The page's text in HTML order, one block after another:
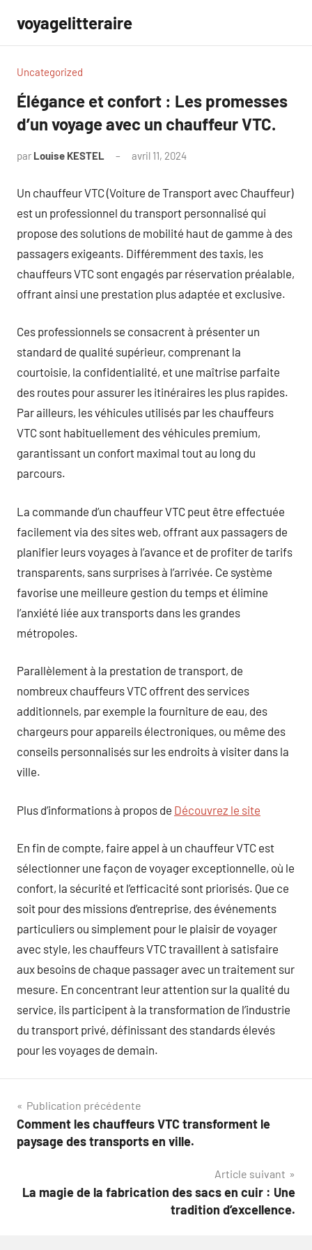
contenu
voyagelitteraire
Uncategorized
Élégance et confort : Les promesses
d’un voyage avec un chauffeur VTC.
par Louise KESTEL avril 11, 2024
Un chauffeur VTC (Voiture de Transport avec Chauffeur)
est un professionnel du transport personnalisé qui
propose des solutions de mobilité haut de gamme à des
passagers exigeants. Différemment des taxis, les
chauffeurs VTC sont engagés par réservation préalable,
offrant ainsi une prestation plus adaptée et exclusive.
Ces professionnels se consacrent à présenter un
standard de qualité supérieur, comprenant la
courtoisie, la confidentialité, et une maîtrise parfaite
des routes pour assurer les itinéraires les plus rapides.
Par ailleurs, les véhicules utilisés par les chauffeurs
VTC sont habituellement des véhicules premium,
garantissant un confort maximal tout au long du
parcours.
La commande d’un chauffeur VTC peut être effectuée
facilement via des sites web, offrant aux passagers de
planifier leurs voyages à l’avance et de profiter de tarifs
transparents, sans surprises à l’arrivée. Ce système
favorise une meilleure gestion du temps et élimine
l’anxiété liée aux transports dans les grandes
métropoles.
Parallèlement à la prestation de transport, de
nombreux chauffeurs VTC offrent des services
additionnels, par exemple la fourniture de eau, des
chargeurs pour appareils électroniques, ou même des
conseils personnalisés sur les endroits à visiter dans la
ville.
Plus d’informations à propos de Découvrez le site
En fin de compte, faire appel à un chauffeur VTC est
sélectionner une façon de voyager exceptionnelle, où le
confort, la sécurité et l’efficacité sont priorisés. Que ce
soit pour des missions d’entreprise, des événements
particuliers ou simplement pour le plaisir de voyager
avec style, les chauffeurs VTC travaillent à satisfaire
aux besoins de chaque passager avec un traitement sur
mesure. En concentrant leur attention sur la qualité du
service, ils participent à la transformation de l’industrie
du transport privé, définissant des standards élevés
pour les voyages de demain.
Navigation
de
Publication précédente
Comment les chauffeurs VTC transforment le
paysage des transports en ville.
Article suivant
La magie de la fabrication des sacs en cuir : Une
tradition d’excellence.